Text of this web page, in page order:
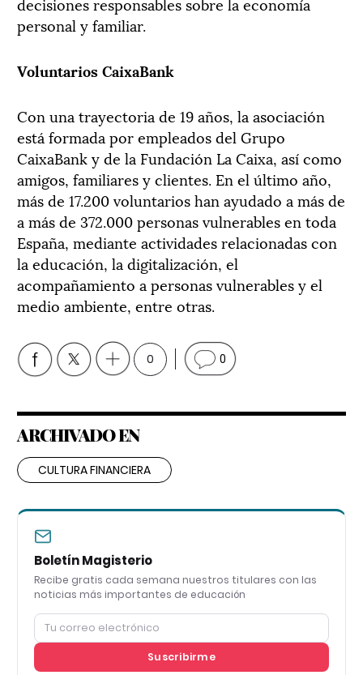
personal y familiar.
Voluntarios CaixaBank
Con una trayectoria de 19 años, la asociación
está formada por empleados del Grupo
CaixaBank y de la Fundación La Caixa, así como
amigos, familiares y clientes. En el último año,
más de 17.200 voluntarios han ayudado a más de
a más de 372.000 personas vulnerables en toda
España, mediante actividades relacionadas con
la educación, la digitalización, el
acompañamiento a personas vulnerables y el
medio ambiente, entre otras.
0 0
ARCHIVADO EN
CULTURA FINANCIERA
Boletín Magisterio
Recibe gratis cada semana nuestros titulares con las
noticias más importantes de educación
Suscribirme